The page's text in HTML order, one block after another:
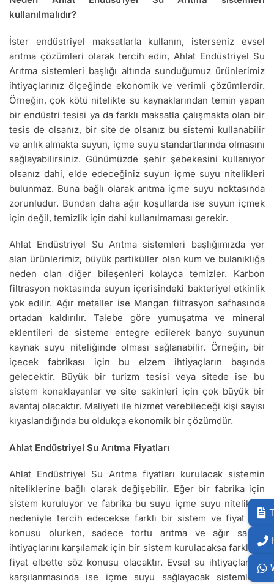
kullanılmalıdır?
İster endüstriyel maksatlarla kullanın, isterseniz evsel
arıtma çözümleri olarak tercih edin, Ahlat Endüstriyel Su
Arıtma sistemleri başlığı altında sunduğumuz ürünlerimiz
ihtiyaçlarınız ölçeğinde ekonomik ve verimli çözümlerdir.
Örneğin, çok kötü nitelikte su kaynaklarından temin yapan
bir endüstri tesisi ya da farklı maksatla çalışmakta olan bir
tesis de olsanız, bir site de olsanız bu sistemi kullanabilir
ve anlık almakta suyun, içme suyu standartlarında olmasını
sağlayabilirsiniz. Günümüzde şehir şebekesini kullanıyor
olsanız dahi, elde edeceğiniz suyun içme suyu nitelikleri
bulunmaz. Buna bağlı olarak arıtma içme suyu noktasında
zorunludur. Bundan daha ağır koşullarda ise suyun içmek
için değil, temizlik için dahi kullanılmaması gerekir.
Ahlat Endüstriyel Su Arıtma sistemleri başlığımızda yer
alan ürünlerimiz, büyük partiküller olan kum ve bulanıklığa
neden olan diğer bileşenleri kolayca temizler. Karbon
filtrasyon noktasında suyun içerisindeki bakteriyel etkinlik
yok edilir. Ağır metaller ise Mangan filtrasyon safhasında
ortadan kaldırılır. Talebe göre yumuşatma ve mineral
eklentileri de sisteme entegre edilerek banyo suyunun
kaynak suyu niteliğinde olması sağlanabilir. Örneğin, bir
içecek fabrikası için bu elzem ihtiyaçların başında
gelecektir. Büyük bir turizm tesisi veya sitede ise bu
sistem konaklayanlar ve site sakinleri için çok büyük bir
avantaj olacaktır. Maliyeti ile hizmet verebileceği kişi sayısı
kıyaslandığında bu oldukça ekonomik bir çözümdür.
Ahlat Endüstriyel Su Arıtma Fiyatları
Ahlat Endüstriyel Su Arıtma fiyatları kurulacak sistemin
niteliklerine bağlı olarak değişebilir. Eğer bir fabrika için
sistem kuruluyor ve fabrika bu suyu içme suyu nitelikleri
nedeniyle tercih edecekse farklı bir sistem ve fiyat söz
konusu olurken, sadece tortu arıtma ve ağır sanayi
ihtiyaçlarını karşılamak için bir sistem kurulacaksa farklı bir
fiyat elbette söz konusu olacaktır. Evsel su ihtiyaçlarının
karşılanmasında ise içme suyu sağlayacak sistemlerin